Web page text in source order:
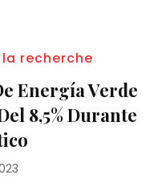
recherche
Energía Verde
8,5% Durante